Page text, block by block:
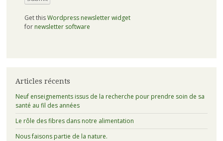
Get thisWordpress newsletter widget
for newsletter software
Articles récents
Neuf enseignements issus de la recherche pour prendre soin de sa
santé au fil des années
Le rôle des fibres dans notre alimentation
Nous faisons partie de la nature.